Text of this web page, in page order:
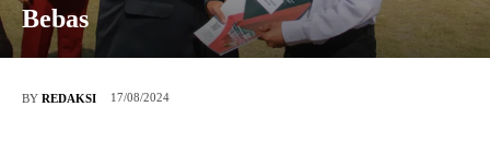
Bebas
BY REDAKSI 17/08/2024